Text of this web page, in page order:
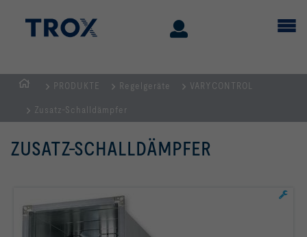
PRODUKTE Regelgeräte VARYCONTROL
Zusatz-Schalldämpfer
ZUSATZ-SCHALLDÄMPFER